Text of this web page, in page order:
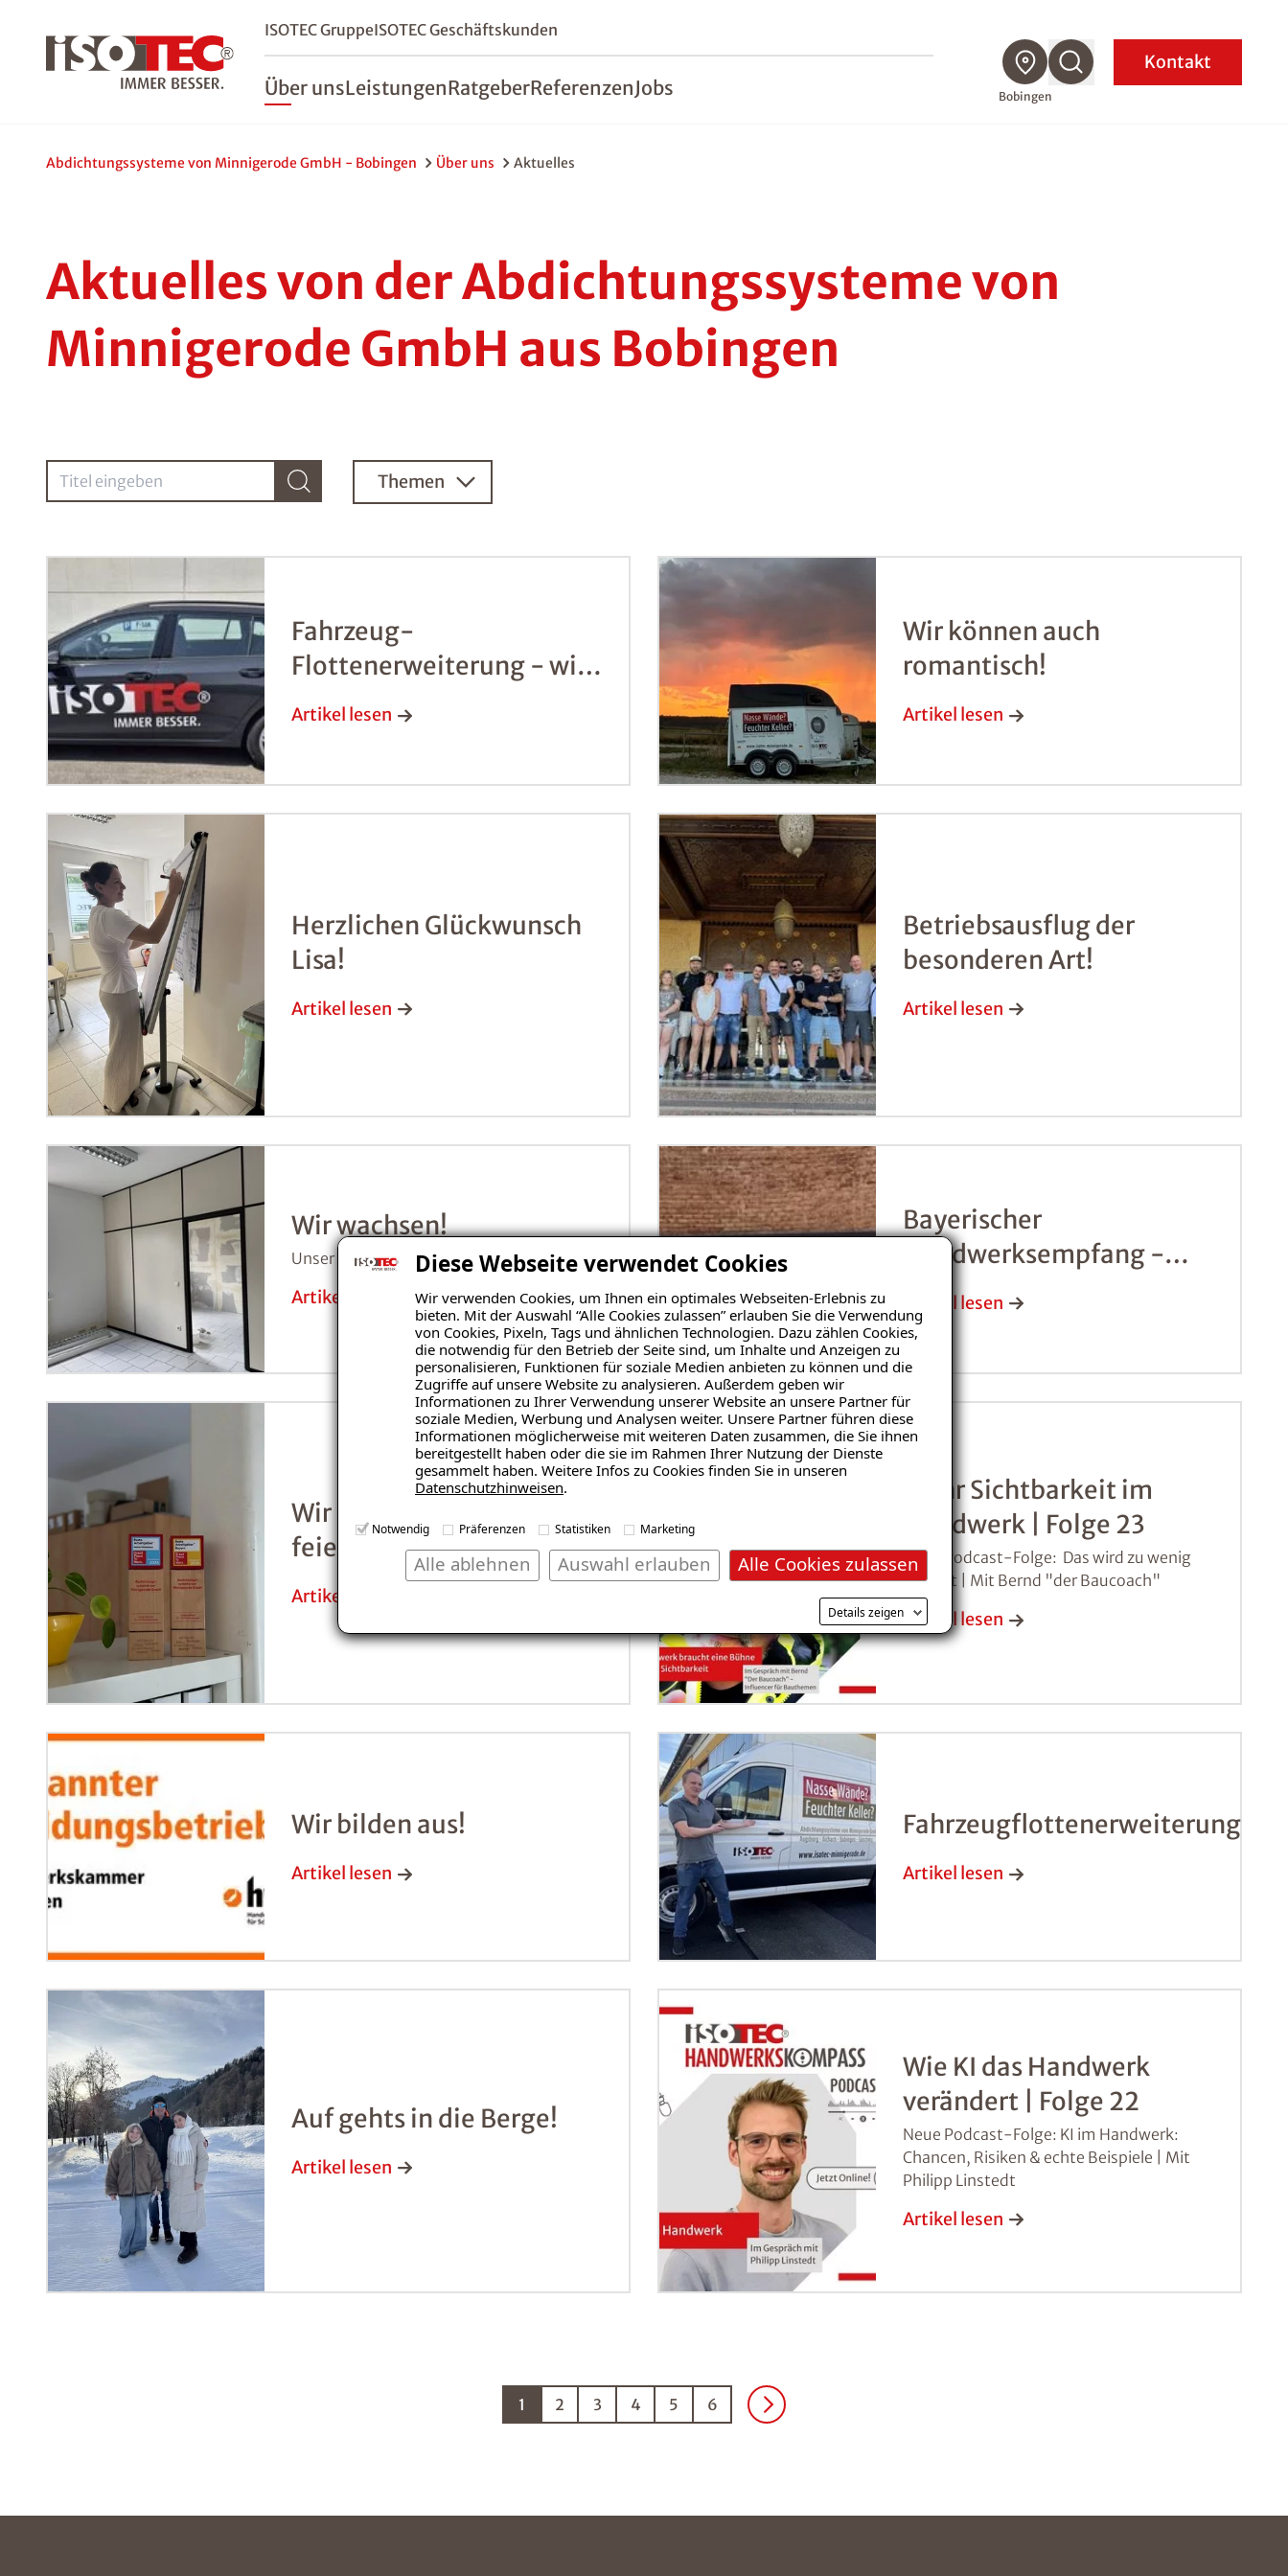
Diese Webseite verwendet Cookies
Wir verwenden Cookies, um Ihnen ein optimales Webseiten-Erlebnis zu
bieten. Mit der Auswahl “Alle Cookies zulassen” erlauben Sie die Verwendung
von Cookies, Pixeln, Tags und ähnlichen Technologien. Dazu zählen Cookies,
die notwendig für den Betrieb der Seite sind, um Inhalte und Anzeigen zu
personalisieren, Funktionen für soziale Medien anbieten zu können und die
Zugriffe auf unsere Website zu analysieren. Außerdem geben wir
Informationen zu Ihrer Verwendung unserer Website an unsere Partner für
soziale Medien, Werbung und Analysen weiter. Unsere Partner führen diese
Informationen möglicherweise mit weiteren Daten zusammen, die Sie ihnen
bereitgestellt haben oder die sie im Rahmen Ihrer Nutzung der Dienste
gesammelt haben. Weitere Infos zu Cookies finden Sie in unseren
Datenschutzhinweisen.
Notwendig Präferenzen Statistiken Marketing
Alle Cookies zulassen
Auswahl erlauben
Alle ablehnen
Details zeigen
ISOTEC GruppeISOTEC Geschäftskunden
Über unsLeistungenRatgeberReferenzenJobs Bobingen
Kontakt
Abdichtungssysteme von Minnigerode GmbH - Bobingen Über uns Aktuelles
Aktuelles von der Abdichtungssysteme von
Minnigerode GmbH aus Bobingen
Titel eingeben Themen
Fahrzeug-
Flottenerweiterung - wir
wachsen!
Artikel lesen
Wir können auch
romantisch!
Artikel lesen
Herzlichen Glückwunsch
Lisa!
Artikel lesen
Betriebsausflug der
besonderen Art!
Artikel lesen
Wir wachsen!
Unser Büro wächst!
Artikel lesen
Bayerischer
Handwerksempfang -
Macher für Morgen
Artikel lesen
Wir haben Grund zu
feiern!
Artikel lesen
Mehr Sichtbarkeit im
Handwerk | Folge 23
Neue Podcast-Folge: Das wird zu wenig
gezeigt | Mit Bernd "der Baucoach"
Artikel lesen
Wir bilden aus!
Artikel lesen
Fahrzeugflottenerweiterung
Artikel lesen
Auf gehts in die Berge!
Artikel lesen
Wie KI das Handwerk
verändert | Folge 22
Neue Podcast-Folge: KI im Handwerk:
Chancen, Risiken & echte Beispiele | Mit
Philipp Linstedt
Artikel lesen
1 2 3 4 5 6